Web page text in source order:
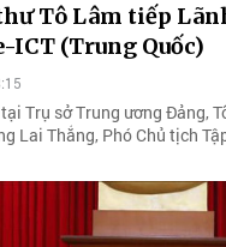
Tô Lâm tiếp
ICT (Trung Quốc)
Trụ sở Trung ương Đảng,
Lai Thắng, Phó Chủ tịch